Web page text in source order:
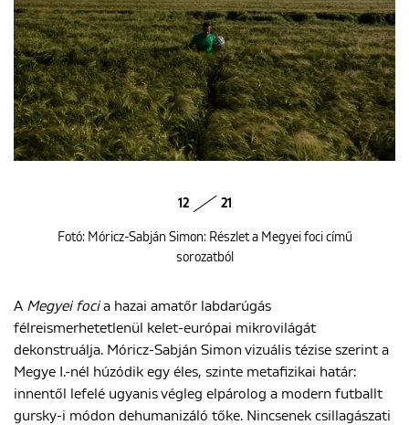
12 21
Fotó: Móricz-Sabján Simon: Részlet a Megyei foci című
sorozatból
A Megyei focia hazai amatőr labdarúgás
félreismerhetetlenül kelet-európai mikrovilágát
dekonstruálja. Móricz-Sabján Simon vizuális tézise szerint a
Megye I.-nél húzódik egy éles, szinte metafizikai határ:
innentől lefelé ugyanis végleg elpárolog a modern futballt
gursky-i módon dehumanizáló tőke. Nincsenek csillagászati